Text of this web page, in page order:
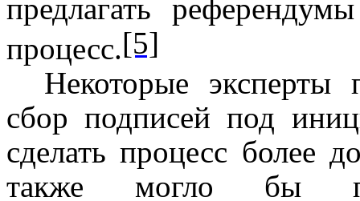
предлагать
процесс.[5]
Некоторые эксперты
сбор подписей под
сделать процесс более
также могло бы